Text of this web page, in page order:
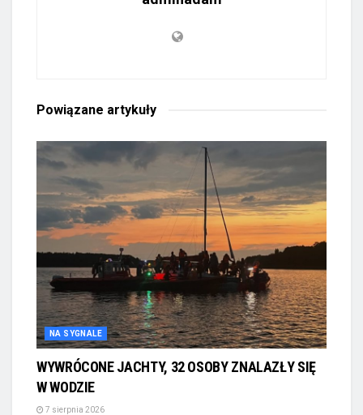
Powiązane artykuły
NA SYGNALE
WYWRÓCONE JACHTY, 32 OSOBY ZNALAZŁY SIĘ
W WODZIE
7 sierpnia 2026